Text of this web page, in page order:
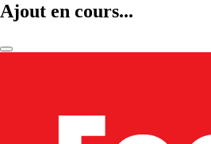
Ajout en cours...